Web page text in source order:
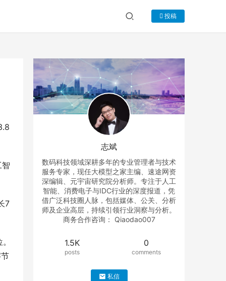
投稿
7
志斌
数码科技领域深耕多年的专业管理者与技术
服务专家，现任大模型之家主编、速途网资
深编辑、元宇宙研究院分析师。专注于人工
智能、消费电子与IDC行业的深度报道，凭
借广泛科技圈人脉，包括媒体、公关、分析
师及企业高层，持续引领行业洞察与分析。
商务合作咨询： Qiaodao007
1.5K
posts
0
comments
私信